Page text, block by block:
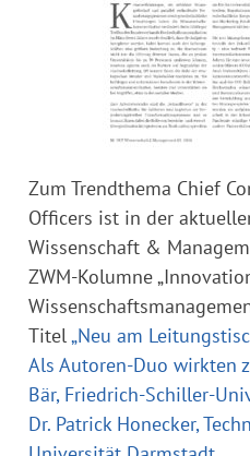
Zum Trendthema Chief
Officers ist in der
Wissenschaft &
ZWM-Kolumne
Titel„Neu am
Als Autoren-Duo wirkten
Bär, Friedrich-Schiller-
Dr. Patrick Honecker,